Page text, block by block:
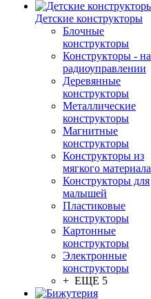
Детские конструкторы
Блочные
конструкторы
Конструкторы - на
радиоуправлении
Деревянные
конструкторы
Металлические
конструкторы
Магнитные
конструкторы
Конструкторы из
мягкого материала
Конструкторы для
малышей
Пластиковые
конструкторы
Картонные
конструкторы
Электронные
конструкторы
+ ЕЩЕ 5